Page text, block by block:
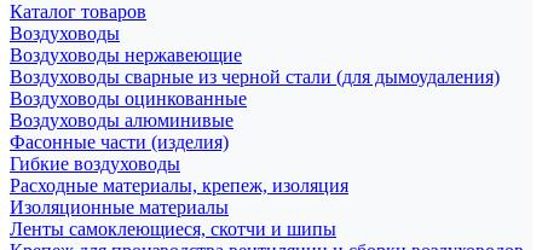
Каталог товаров
Воздуховоды
Воздуховоды нержавеющие
Воздуховоды сварные из черной стали (для дымоудаления)
Воздуховоды оцинкованные
Воздуховоды алюминивые
Фасонные части (изделия)
Гибкие воздуховоды
Расходные материалы, крепеж, изоляция
Изоляционные материалы
Ленты самоклеющиеся, скотчи и шипы